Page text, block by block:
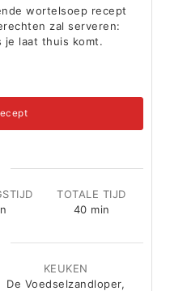
wortelsoep recept
zal serveren:
je laat thuis komt.
TOTALE TIJD
40minuten
min
KEUKEN
De Voedselzandloper,